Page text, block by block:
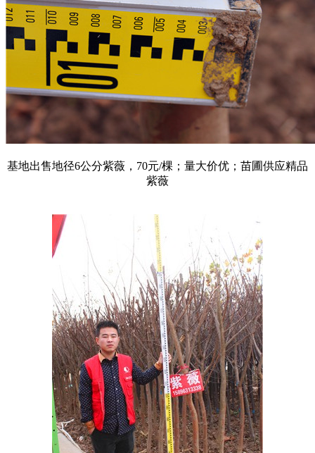
基地出售地径6公分紫薇，70元/棵；量大价优；苗圃供应精品
紫薇